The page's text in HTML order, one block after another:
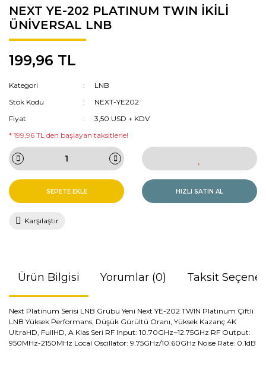
NEXT YE-202 PLATINUM TWIN İKİLİ
ÜNİVERSAL LNB
199,96 TL
Kategori
LNB
Stok Kodu
NEXT-YE202
Fiyat
3,50 USD + KDV
* 199,96 TL den başlayan taksitlerle!
SEPETE EKLE HIZLI SATIN AL
Karşılaştır
Ürün Bilgisi Yorumlar (0) Taksit
Next Platinum Serisi LNB Grubu Yeni ​Next YE-202 TWIN Platinum Çiftli
LNB Yüksek Performans, Düşük Gürültü Oranı, Yüksek Kazanç 4K
UltraHD, FullHD, A Klas Seri RF Input: 10.70GHz~12.75GHz RF Output:
950MHz-2150MHz Local Oscillator: 9.75GHz/10.60GHz Noise Rate: 0.1dB